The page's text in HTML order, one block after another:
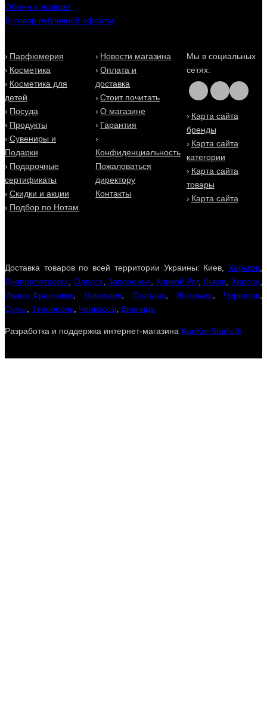
Обмен и возврат
Договор публичной оферты
Парфюмерия
Косметика
Косметика для
детей
Посуда
Продукты
Сувениры и
Подарки
Подарочные
сертификаты
Скидки и акции
Подбор по Нотам
Новости магазина
Оплата и
доставка
Стоит почитать
О магазине
Гарантия
Конфиденциальность
Пожаловаться
директору
Контакты
Мы в социальных
сетях:
Карта сайта
бренды
Карта сайта
категории
Карта сайта
товары
Карта сайта
Доставка товаров по всей территории Украины: Киев, Харьков,
Днепропетровск, Одесса,Запорожье, Кривой Рог,Львов,Херсон,
Ивано-Франковск, Николаев, Полтава, Житомир, Чернигов,
Сумы, Тернополь, Черкассы, Винница
Разработка и поддержка интернет-магазина KunKanStudio®